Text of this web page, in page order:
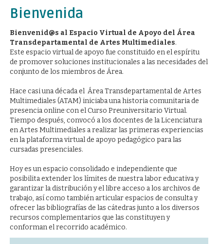
Bienvenida
Bienvenid@s al Espacio Virtual de Apoyo del Área
Transdepartamental de Artes Multimediales.
Este espacio virtual de apoyo fue constituido en el espíritu
de promover soluciones institucionales a las necesidades del
conjunto de los miembros de Área.
Hace casi una década el Área Transdepartamental de Artes
Multimediales (ATAM) iniciaba una historia comunitaria de
presencia online con el Curso Preuniversitario Virtual.
Tiempo después, convocó a los docentes de la Licenciatura
en Artes Multimediales a realizar las primeras experiencias
en la plataforma virtual de apoyo pedagógico para las
cursadas presenciales.
Hoy es un espacio consolidado e independiente que
posibilita extender los límites de nuestra labor educativa y
garantizar la distribución y el libre acceso a los archivos de
trabajo, así como también articular espacios de consulta y
ofrecer las bibliografías de las cátedras junto a los diversos
recursos complementarios que las constituyen y
conforman el recorrido académico.